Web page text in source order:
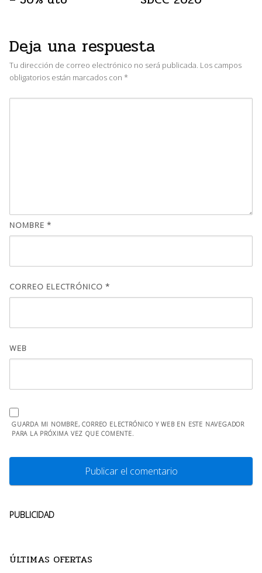
Deja una respuesta
Tu dirección de correo electrónico no será publicada. Los campos
obligatorios están marcados con *
NOMBRE *
CORREO ELECTRÓNICO *
WEB
GUARDA MI NOMBRE, CORREO ELECTRÓNICO Y WEB EN ESTE NAVEGADOR
PARA LA PRÓXIMA VEZ QUE COMENTE.
PUBLICIDAD
ÚLTIMAS OFERTAS